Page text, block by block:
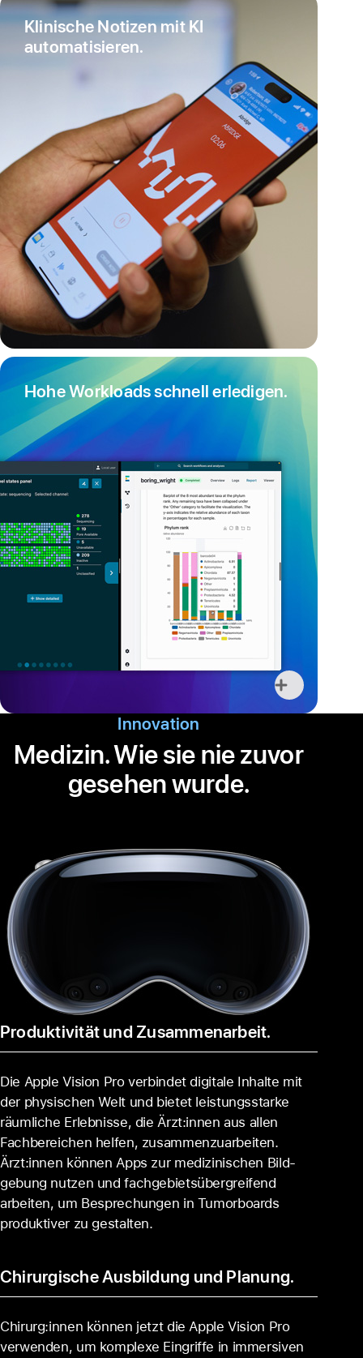
Detaillierte
und
jeder­
zeit
über­
prüfen
Klinische Notizen mit KI
automatisieren.
Hohe Workloads schnell erledigen.
Weitere
Infos,
Workloads
Inno­vation
Medizin. Wie sie nie zuvor
gesehen wurde.
Produktivität und Zusammenarbeit.
Die Apple Vision Pro ver­bindet digitale Inhalte mit
der physischen Welt und bietet leistungs­starke
räumliche Erleb­nisse, die Ärzt:innen aus allen
Fach­bereichen helfen, zu­sam­men­zuarbeiten.
Ärzt:innen kön­nen Apps zur medizi­nischen Bild­
gebung nutzen und fach­gebiets­über­greifend
arbeiten, um Bespre­chungen in Tumor­boards
produktiver zu ge­stalten.
Chirurgische Ausbildung und Planung.
Chirurg:innen kön­nen jetzt die Apple Vision Pro
ver­wenden, um kom­plexe Eingriffe in im­mer­siven